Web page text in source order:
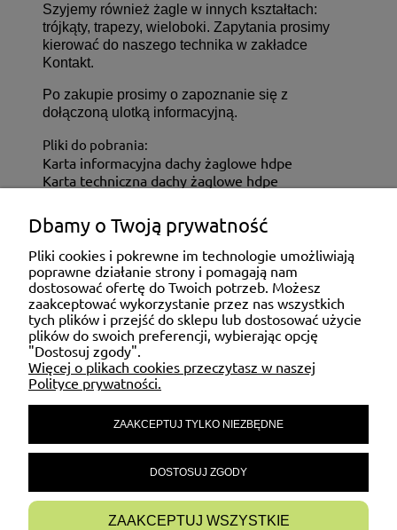
Szyjemy również żagle w innych kształtach:
trójkąty, trapezy, wieloboki. Zapytania prosimy
kierować do naszego technika w zakładce
Kontakt.
Po zakupie prosimy o zapoznanie się z
dołączoną ulotką informacyjną.
Pliki do pobrania:
Karta informacyjna dachy żaglowe hdpe
Karta techniczna dachy żaglowe hdpe
ZAKUPY
MOJE KONTO
POMOC
MATERIAŁY INFORMACYJNE
INFORMACJE
Dbamy o Twoją prywatność
Pliki cookies i pokrewne im technologie umożliwiają
poprawne działanie strony i pomagają nam
dostosować ofertę do Twoich potrzeb. Możesz
zaakceptować wykorzystanie przez nas wszystkich
tych plików i przejść do sklepu lub dostosować użycie
plików do swoich preferencji, wybierając opcję
"Dostosuj zgody".
Więcej o plikach cookies przeczytasz w naszej
Polityce prywatności.
ZAAKCEPTUJ TYLKO NIEZBĘDNE
DOSTOSUJ ZGODY
ZAAKCEPTUJ WSZYSTKIE